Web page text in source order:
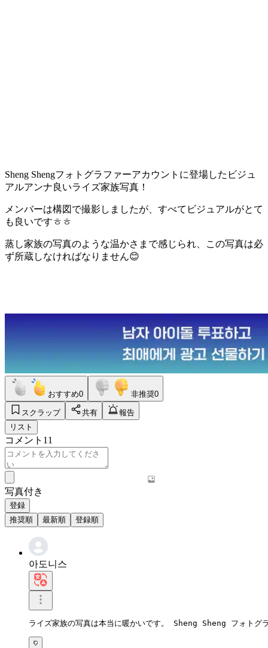
Sheng Shengフォトグラファーアカウントに登場したビジュ
アルアンナ良いライズ家族写真！
メンバーは構図で撮影しましたが、すべてビジュアルがとて
も良いですㅎㅎ
蒸し家族の写真のような温かさまで感じられ、この写真は必
ず所蔵しなければなりません😊
おすすめ0 非推奨0
スクラップ 共有
報告
リスト
コメント 11
写真付き
登録
推奨順
最新順 登録順
아도니스
ライズ家族の写真は本当に暖かいです。 Sheng Sheng フォトグ